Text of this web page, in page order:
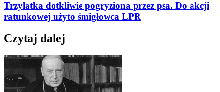
Trzylatka dotkliwie pogryziona przez psa. Do akcji
ratunkowej użyto śmigłowca LPR
Czytaj dalej